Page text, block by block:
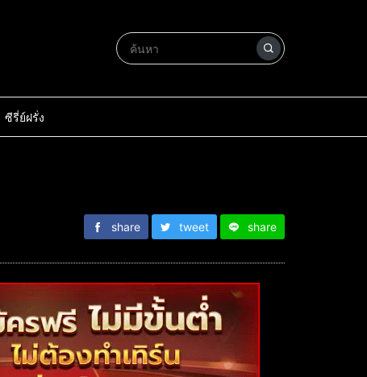
ซีรี่ย์ฝรั่ง
share tweet share